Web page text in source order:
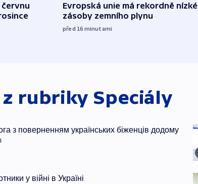
Evropská unie má rekordně nízké
zásoby zemního plynu
před 16 minutami
rubriky Speciály
з поверненням українських біженців додому
у війні в Україні